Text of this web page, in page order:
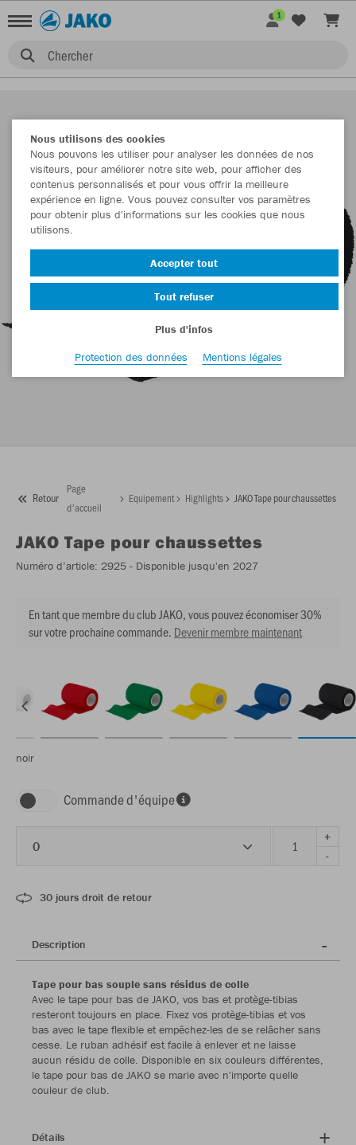
Chercher
1
Retour
Page
d'accueil
Equipement Highlights JAKO Tape pour chaussettes
JAKO Tape pour chaussettes
Numéro d’article: 2925 - Disponible jusqu'en 2027
En tant que membre du club JAKO, vous pouvez économiser 30%
sur votre prochaine commande. Devenir membre maintenant
noir
Commande d'équipe
0
+
-
30 jours droit de retour
Description
Tape pour bas souple sans résidus de colle
Avec le tape pour bas de JAKO, vos bas et protège-tibias
resteront toujours en place. Fixez vos protège-tibias et vos
bas avec le tape flexible et empêchez-les de se relâcher sans
cesse. Le ruban adhésif est facile à enlever et ne laisse
aucun résidu de colle. Disponible en six couleurs différentes,
le tape pour bas de JAKO se marie avec n'importe quelle
couleur de club.
Détails
Nous utilisons des cookies
Nous pouvons les utiliser pour analyser les données de nos
visiteurs, pour améliorer notre site web, pour afficher des
contenus personnalisés et pour vous offrir la meilleure
expérience en ligne. Vous pouvez consulter vos paramètres
pour obtenir plus d'informations sur les cookies que nous
utilisons.
Accepter tout
Tout refuser
Plus d'infos
Protection des données
Mentions légales